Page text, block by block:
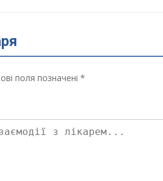
поля позначені *